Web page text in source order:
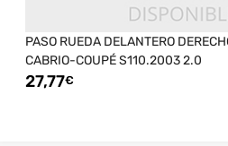
PASO RUEDA DELANTERO
CABRIO-COUPÉ S110.2003 2.0
27,77€